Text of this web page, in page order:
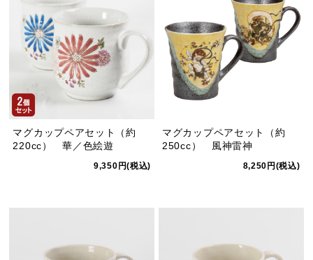
マグカップペアセット（約
220cc） 華／色絵遊
9,350円(税込)
マグカップペアセット（約
250cc） 風神雷神
8,250円(税込)